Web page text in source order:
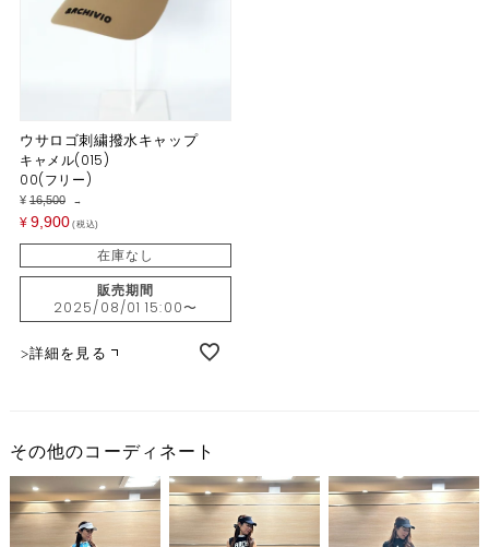
ウサロゴ刺繍撥水キャップ
00(フリー)
キャメル(015)
¥ 16,500 →
¥ 9,900 税込
在庫なし
販売期間
2025/08/01 15:00〜
詳細を見る
その他のコーディネート